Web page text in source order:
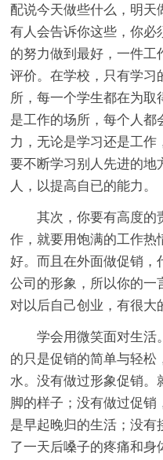
配说今天做些什么，明天
有人会告诉你这些，你必
的努力做到最好，一件工
评价。在学校，只有学习
所，每一个学生都在为取
是工作的场所，每个人都
力，无论是学习还是工
要不断学习别人先进的地
人，以提高自已的能力。
其次，你要有高度的
作，就要用饱满的工作热
好。而且在外面做促销，
公司的形象，所以你的一
对以后自己创业，有很大
学会用微笑面对生活
的只是促销的简单与轻松
水。没有做过形象促销
脚的样子；没有做过促
是早起晚归的生活；没
了一天后嗓子的疼痛和身